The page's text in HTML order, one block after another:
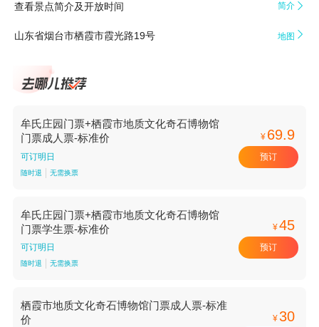
查看景点简介及开放时间 简介 
山东省烟台市栖霞市霞光路19号 地图 
牟氏庄园门票+栖霞市地质文化奇石博物馆
门票成人票-标准价
可订明日
随时退 无需换票
¥ 69.9
预订
牟氏庄园门票+栖霞市地质文化奇石博物馆
门票学生票-标准价
可订明日
随时退 无需换票
¥45
预订
栖霞市地质文化奇石博物馆门票成人票-标准
价
¥30